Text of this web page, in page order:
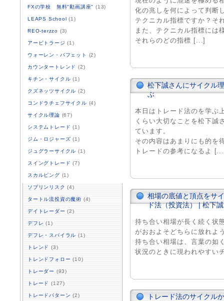
化の兆しを何によって判断
テクニカル指標ですか？そ
また、テクニカル指標には
それらのどの指標 [...]
松下誠さんにサイクル
ぶ
本日はトレード法のを学ぶ
くらい大切なことを松下誠
ています。
その内容はあまりにも的を
トレードの参考になるよ
相場の底値と頂点をサ
ド法（投資法） | 松下
持ち合い相場が長く続く状
がおおよそどちらに放れよ
持ち合い相場は、言葉の如
状況のときに現われやすい
トレード法のサイクル
FXの学校 無料"動画講座" (13)
LEAPS School (1)
REO-terzzo (3)
アービトラージ (1)
ウォーレン・バフェット (2)
カウンタートレンド (2)
キチン・サイクル (1)
クズネッツサイクル (2)
コンドラチェフサイクル (4)
サイクル理論 (67)
システムトレード (1)
ジム・ロジャーズ (1)
ジュグラーサイクル (1)
スイングトレード (7)
スカルピング (1)
ソブリンリスク (4)
タートル流投資の魔術 (4)
デイトレーダー (2)
デフレ (1)
デフレ・スパイラル (1)
トレンド (3)
トレンドフォロー (10)
トレーダー (93)
トレード (127)
トレードパターン (2)